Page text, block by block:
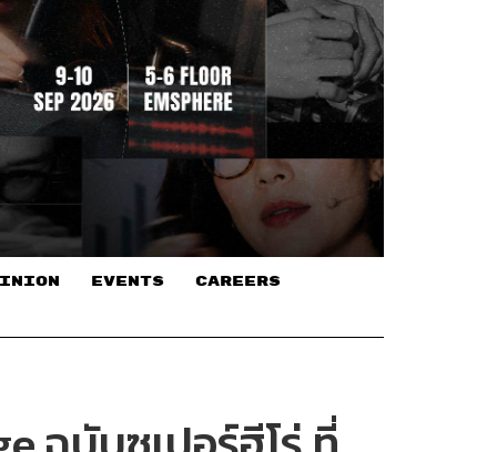
EVENTS CAREERS